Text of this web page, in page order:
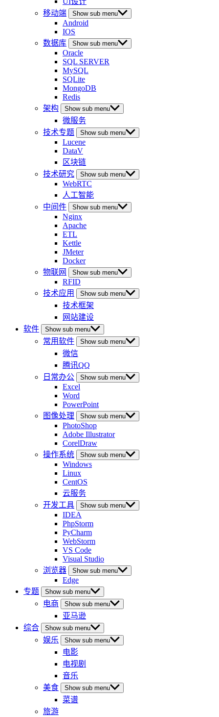
移动端
Show sub menu
Android
IOS
数据库
Show sub menu
Oracle
SQL SERVER
MySQL
SQLite
MongoDB
Redis
架构
Show sub menu
微服务
技术专题
Show sub menu
Lucene
DataV
区块链
技术研究
Show sub menu
WebRTC
人工智能
中间件
Show sub menu
Nginx
Apache
ETL
Kettle
JMeter
Docker
物联网
Show sub menu
RFID
技术应用
Show sub menu
技术框架
网站建设
软件
Show sub menu
常用软件 Show sub menu
微信
腾讯QQ
日常办公
Show sub menu
Excel
Word
PowerPoint
图像处理
Show sub menu
PhotoShop
Adobe Illustrator
CorelDraw
操作系统
Show sub menu
Windows
Linux
CentOS
云服务
开发工具
Show sub menu
IDEA
PhpStorm
PyCharm
WebStorm
VS Code
Visual Studio
浏览器
Show sub menu
Edge
专题
Show sub menu
电商 Show sub menu
亚马逊
综合
Show sub menu
娱乐 Show sub menu
电影
电视剧
音乐
美食
Show sub menu
菜谱
旅游